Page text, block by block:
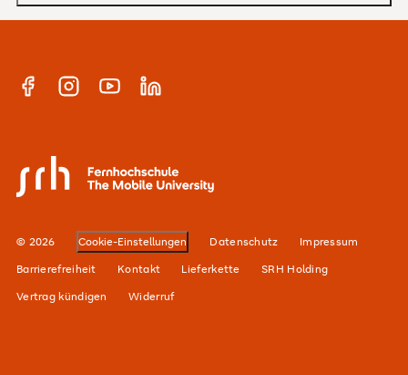
Studienberatung
Master
Warum SRH?
E-Campus
Karriere
FacebookInstagramYouTubeLinkedin
SRH Fernhochschule - The Mobile University
© 2026 Cookie-Einstellungen Datenschutz
Impressum
Barrierefreiheit
Kontakt Lieferkette
SRH Holding
Vertrag kündigen
Widerruf